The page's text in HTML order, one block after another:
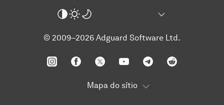
© 2009–2026 Adguard Software Ltd.
Mapa do sítio